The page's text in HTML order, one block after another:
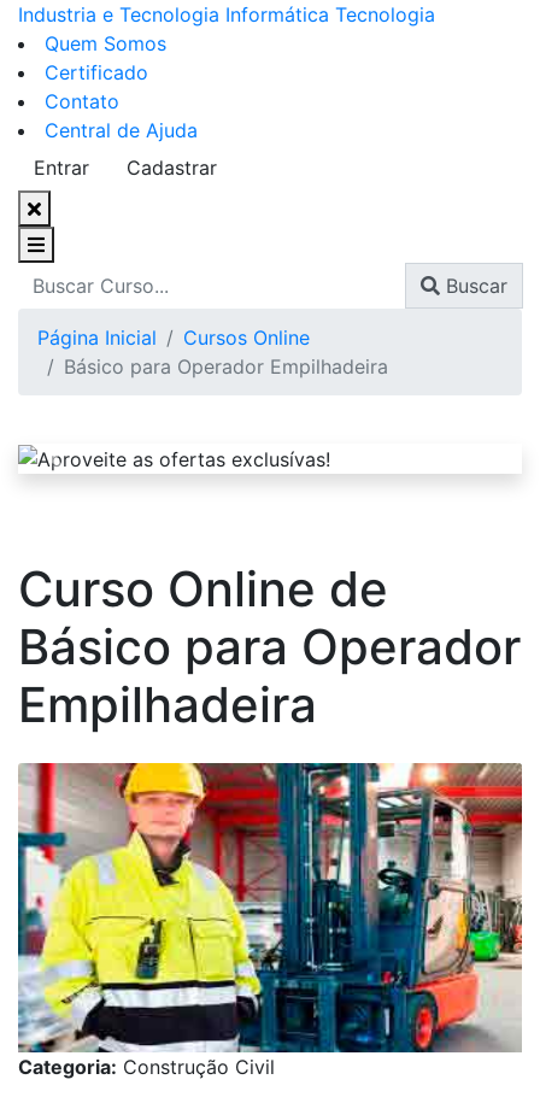
Industria e Tecnologia Informática Tecnologia
Quem Somos
Certificado
Contato
Central de Ajuda
Entrar
Cadastrar
Buscar
Página Inicial
Cursos Online
Básico para Operador Empilhadeira
Curso Online de
Básico para Operador
Empilhadeira
Categoria: Construção Civil